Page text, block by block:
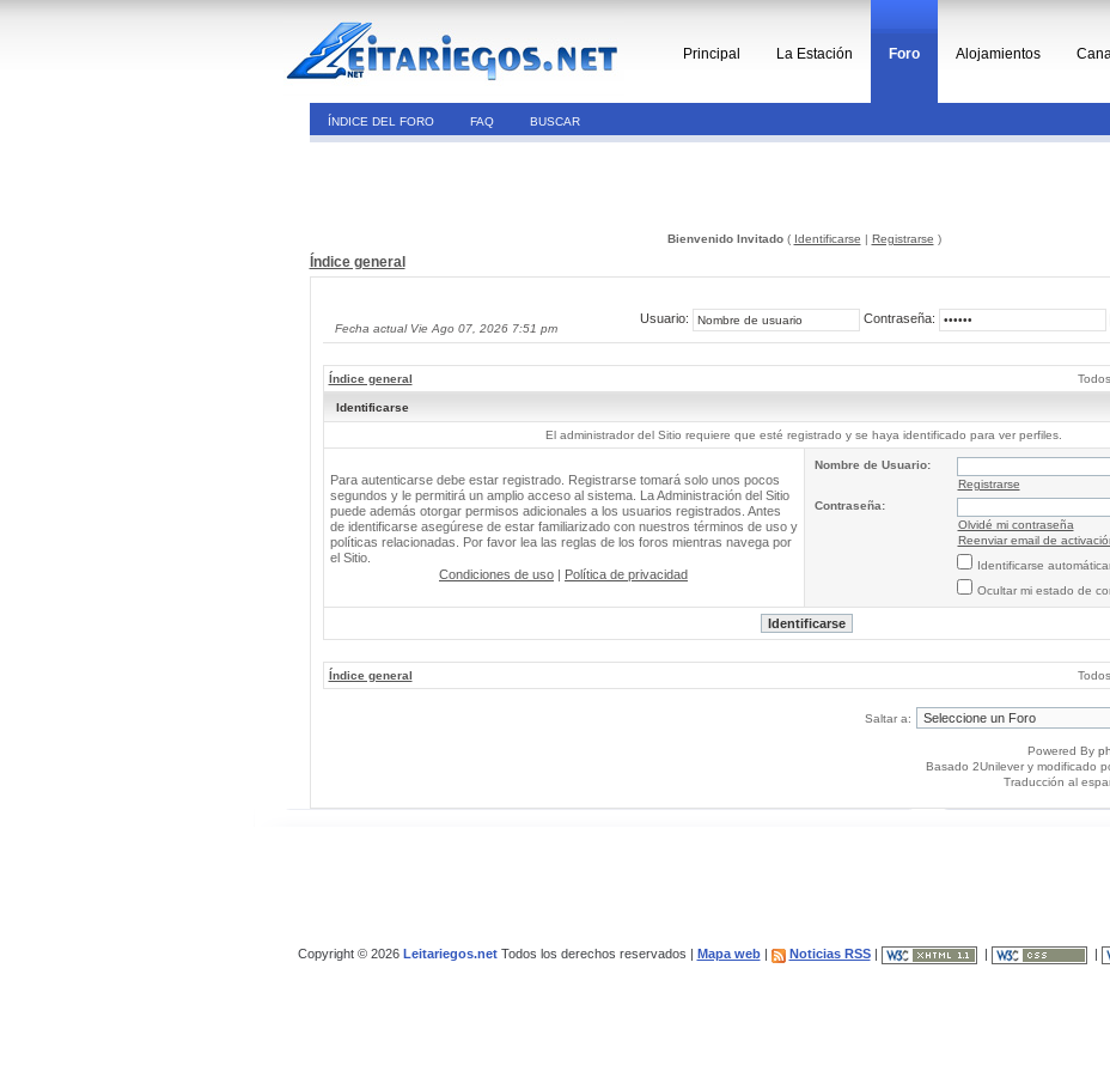
Principal La Estación Foro Alojamientos
ÍNDICE DEL FORO FAQ BUSCAR
Bienvenido Invitado( Identificarse | Registrarse )
Índice general
Fecha actual Vie Ago 07, 2026 7:51 pm
Usuario: Contraseña:
Índice general
Identificarse
El administrador del Sitio requiere que esté registrado y se haya identificado para ver perfiles.
Para autenticarse debe estar registrado. Registrarse tomará solo unos pocos
segundos y le permitirá un amplio acceso al sistema. La Administración del Sitio
puede además otorgar permisos adicionales a los usuarios registrados. Antes
de identificarse asegúrese de estar familiarizado con nuestros términos de uso y
políticas relacionadas. Por favor lea las reglas de los foros mientras navega por
el Sitio.
Condiciones de uso | Política de privacidad
Nombre de Usuario:
Registrarse
Contraseña:
Olvidé mi contraseña
Reenviar email de
Identificarse
Ocultar mi estado de
Índice general
Saltar a:
Powered By
Basado 2Unilever y modificado
Traducción al
Copyright © 2026 Leitariegos.netTodos los derechos reservados | Mapa web| Noticias RSS|